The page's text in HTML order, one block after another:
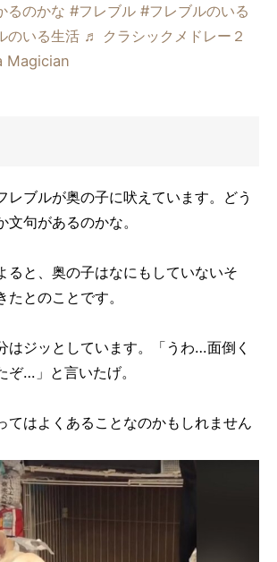
るのかな #フレブル #フレブルのいる
のいる生活 ♬ クラシックメドレー２
Magician
レブルが奥の子に吠えています。どう
句があるのかな。
ると、奥の子はなにもしていないそ
たとのことです。
はジッとしています。「うわ…面倒く
ぞ…」と言いたげ。
てはよくあることなのかもしれません